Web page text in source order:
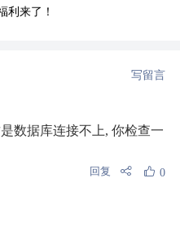
利来了！
写留言
数据库连接不上, 你检查一
回复 0